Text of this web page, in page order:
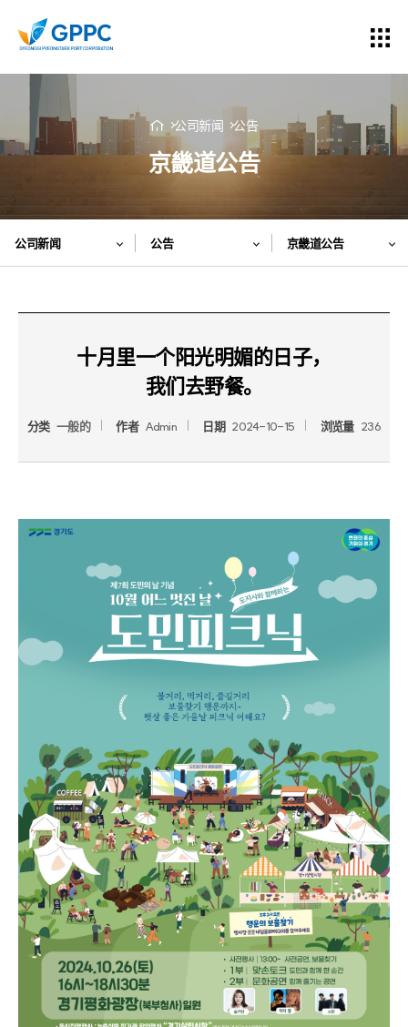
公司新闻 公告
京畿道公告
公司新闻 公告 京畿道公告
十月里一个阳光明媚的日子，
我们去野餐。
分类 一般的 作者 Admin 日期 2024-10-15 浏览量 236